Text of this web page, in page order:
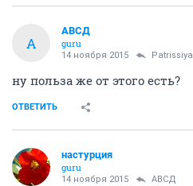
А
АВСД
guru
14 ноября 2015 Patrissiya
ну польза же от этого есть?
ОТВЕТИТЬ
настурция
guru
14 ноября 2015 АВСД